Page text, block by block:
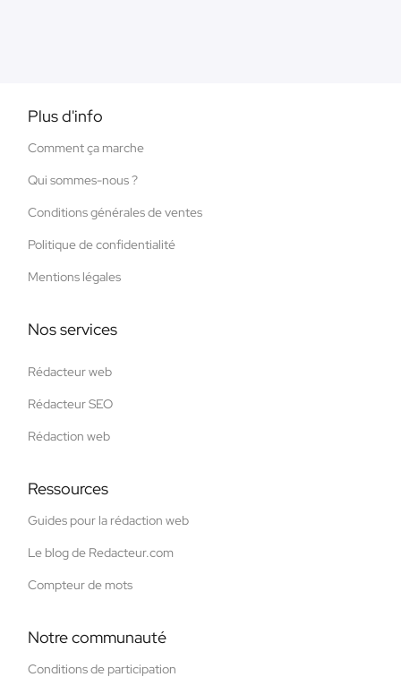
Plus d'info
Comment ça marche
Qui sommes-nous ?
Conditions générales de ventes
Politique de confidentialité
Mentions légales
Nos services
Rédacteur web
Rédacteur SEO
Rédaction web
Ressources
Guides pour la rédaction web
Le blog de Redacteur.com
Compteur de mots
Notre communauté
Conditions de participation